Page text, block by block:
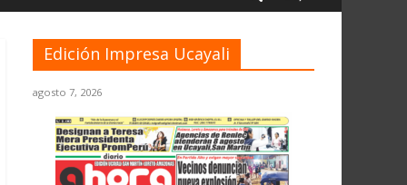
Edición Impresa Ucayali
agosto 7, 2026